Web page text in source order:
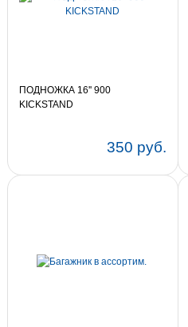
ПОДНОЖКА 16'' 900
KICKSTAND
350 руб.